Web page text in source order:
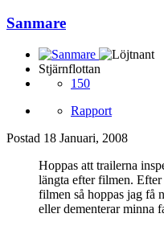
Sanmare
Stjärnflottan
150
Rapport
Postad 18 Januari, 2008
Hoppas att trailerna
längta efter filmen.
filmen så hoppas jag få
eller dementerar minna